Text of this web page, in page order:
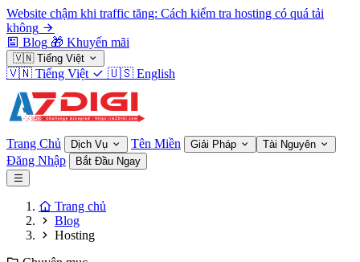
Website chậm khi traffic tăng: Cách kiểm tra hosting có quá tải
không
Blog 🎁 Khuyến mãi
🇻🇳 Tiếng Việt
🇻🇳 Tiếng Việt 🇺🇸 English
Trang Chủ Dịch Vụ Tên Miền Giải Pháp Tài Nguyên
Đăng Nhập Bắt Đầu Ngay
Trang chủ
Blog
Hosting